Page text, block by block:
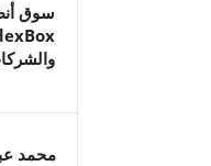
سوق
محمد